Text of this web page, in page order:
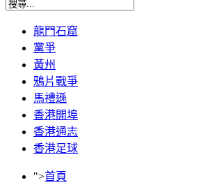
龍門石窟
黨爭
黃州
鴉片戰爭
馬禮遜
香港開埠
香港通志
香港足球
">首頁